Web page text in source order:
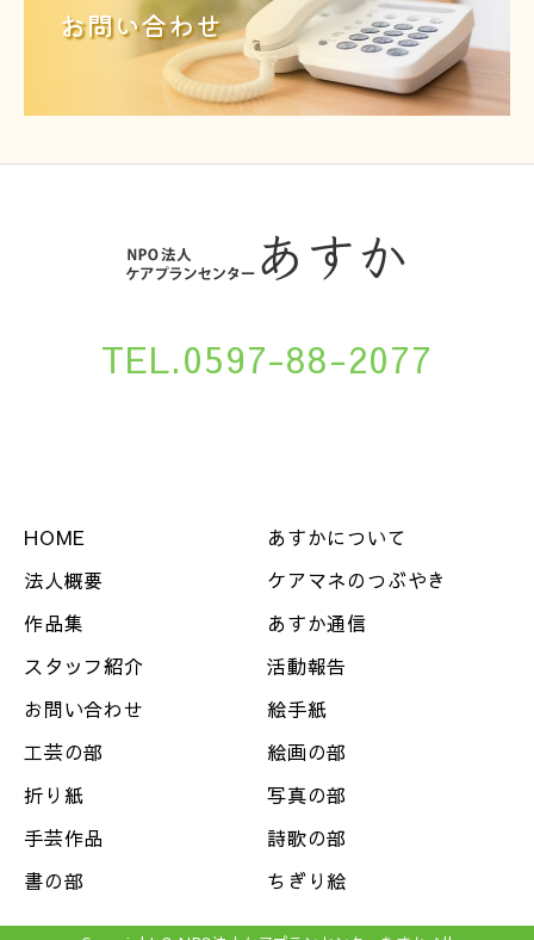
お問い合わせ
TEL.0597-88-2077
HOME
あすかについて
法人概要
ケアマネのつぶやき
作品集
あすか通信
スタッフ紹介
活動報告
お問い合わせ
絵手紙
工芸の部
絵画の部
折り紙
写真の部
手芸作品
詩歌の部
書の部
ちぎり絵